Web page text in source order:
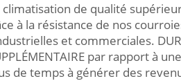
de qualité
à la résistance de nos
et commerciales.
par rapport à
de temps à générer des